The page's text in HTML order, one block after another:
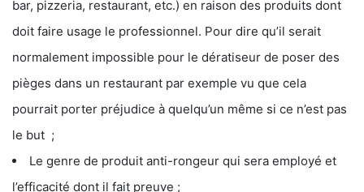
bar, pizzeria, restaurant, etc.) en raison des produits dont
doit faire usage le professionnel. Pour dire qu’il serait
normalement impossible pour le dératiseur de poser des
pièges dans un restaurant par exemple vu que cela
pourrait porter préjudice à quelqu’un même si ce n’est pas
le but ;
Le genre de produit anti-rongeur qui sera employé et
l’efficacité dont il fait preuve ;